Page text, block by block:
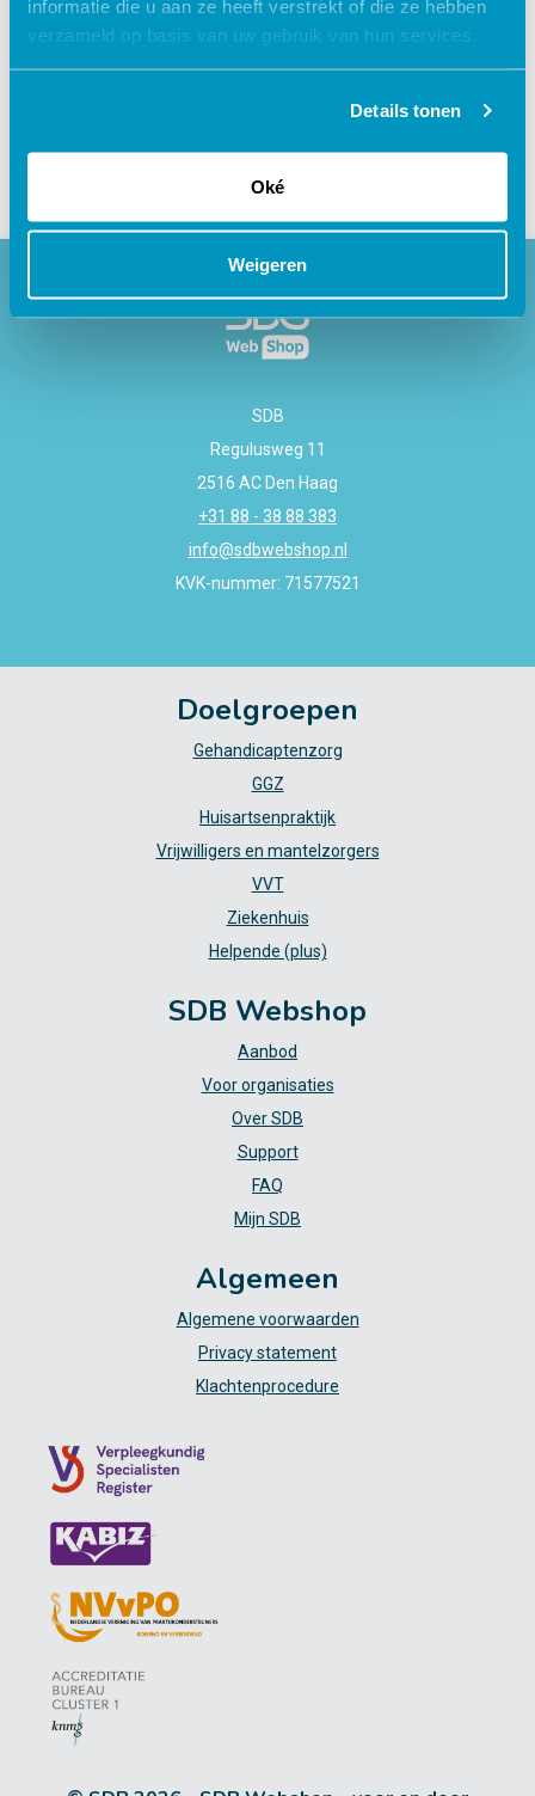
informatie die u aan ze heeft verstrekt of die ze hebben
verzameld op basis van uw gebruik van hun services.
Details tonen
Oké
Weigeren
Gerelateerde cursussen
SDB
Regulusweg 11
2516 AC Den Haag
+31 88 - 38 88 383
info@sdbwebshop.nl
KVK-nummer: 71577521
Doelgroepen
Gehandicaptenzorg
GGZ
Huisartsenpraktijk
Vrijwilligers en mantelzorgers
VVT
Ziekenhuis
Helpende (plus)
SDB Webshop
Aanbod
Voor organisaties
Over SDB
Support
FAQ
Mijn SDB
Algemeen
Algemene voorwaarden
Privacy statement
Klachtenprocedure